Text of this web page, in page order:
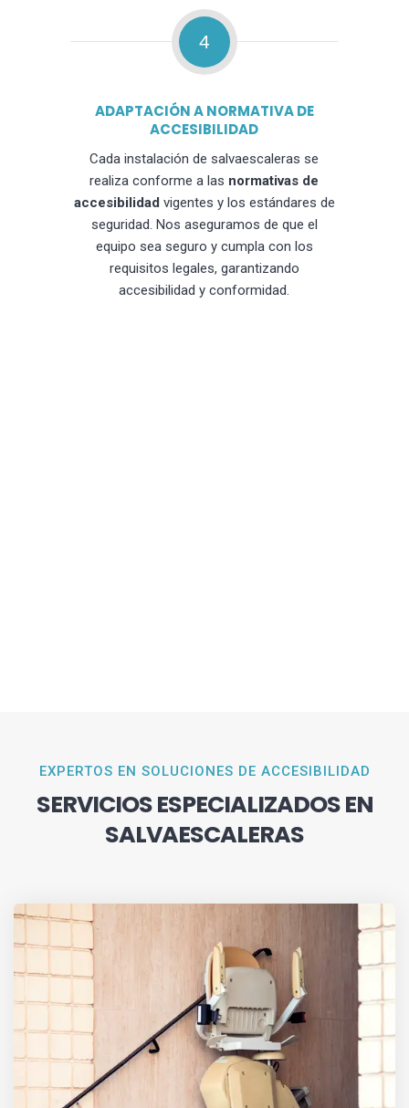
4
ADAPTACIÓN A NORMATIVA DE
ACCESIBILIDAD
Cada instalación de salvaescaleras se
realiza conforme a las normativas de
accesibilidad vigentes y los estándares de
seguridad. Nos aseguramos de que el
equipo sea seguro y cumpla con los
requisitos legales, garantizando
accesibilidad y conformidad.
EXPERTOS EN SOLUCIONES DE ACCESIBILIDAD
SERVICIOS ESPECIALIZADOS EN
SALVAESCALERAS